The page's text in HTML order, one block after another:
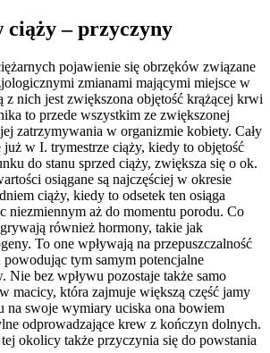
ciąży – przyczyny
pojawienie się obrzęków związane
zmianami mającymi miejsce w
z nich jest zwiększona objętość krążącej krwi
to przede wszystkim ze zwiększonej
zatrzymywania w organizmie kobiety. Cały
już w I. trymestrze ciąży, kiedy to objętość
do stanu sprzed ciąży, zwiększa się o ok.
osiągane są najczęściej w okresie
ciąży, kiedy to odsetek ten osiąga
niezmiennym aż do momentu porodu. Co
również hormony, takie jak
To one wpływają na przepuszczalność
tym samym potencjalne
Nie bez wpływu pozostaje także samo
macicy, która zajmuje większą część jamy
na swoje wymiary uciska ona bowiem
odprowadzające krew z kończyn dolnych.
okolicy także przyczynia się do powstania